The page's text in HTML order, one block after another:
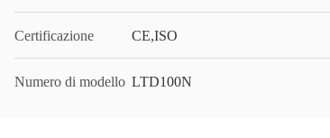
Certificazione CE,ISO
Numero di modello LTD100N